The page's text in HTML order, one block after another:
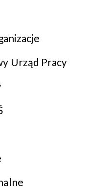
Urząd Pracy